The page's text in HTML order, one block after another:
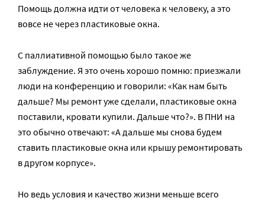
Помощь должна идти от человека к человеку, а это
вовсе не через пластиковые окна.
С паллиативной помощью было такое же
заблуждение. Я это очень хорошо помню: приезжали
люди на конференцию и говорили: «Как нам быть
дальше? Мы ремонт уже сделали, пластиковые окна
поставили, кровати купили. Дальше что?». В ПНИ на
это обычно отвечают: «А дальше мы снова будем
ставить пластиковые окна или крышу ремонтировать
в другом корпусе».
Но ведь условия и качество жизни меньше всего